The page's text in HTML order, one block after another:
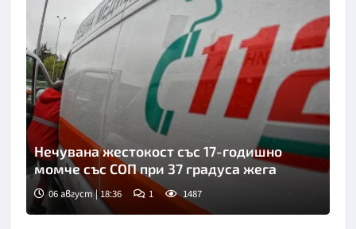
Нечувана жестокост със 17-годишно
момче със СОП при 37 градуса жега
06 август | 18:36 1 1487